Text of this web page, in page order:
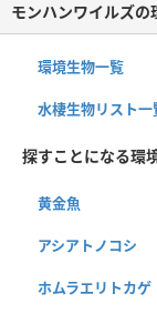
モンハンワイルズの
環境生物一覧
水棲生物リスト一
探すことになる環
黄金魚
アシアトノコシ
ホムラエリトカゲ